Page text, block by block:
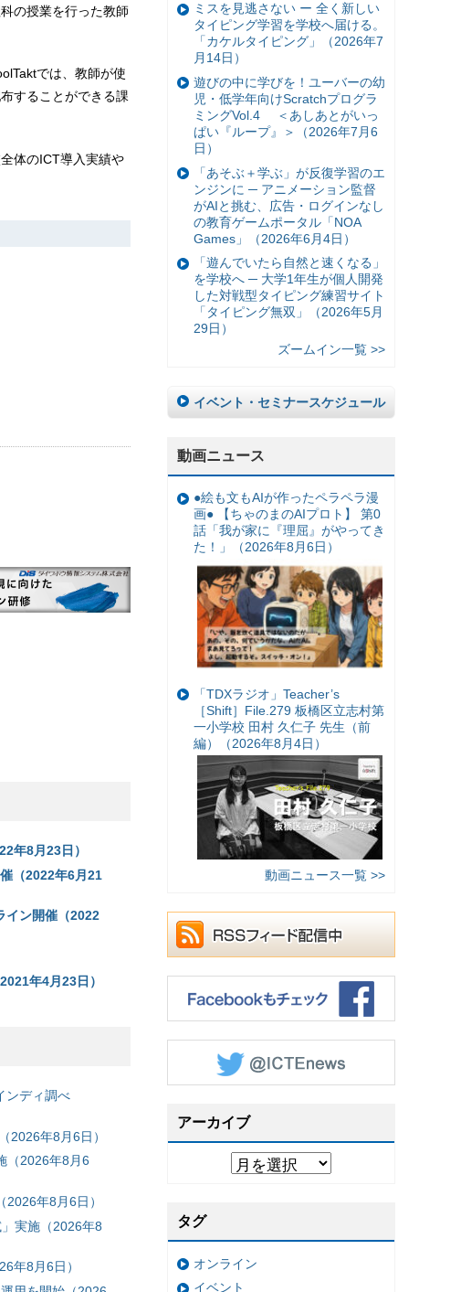
の授業を行った教師
では、教師が使
することができる課
体のICT導入実績や
年8月23日）
（2022年6月21
イン開催（2022
年4月23日）
ンディ調べ
2026年8月6日）
（2026年8月6
年8月6日）
実施（2026年8
年8月6日）
ミスを見逃さない ー 全く新しい
タイピング学習を学校へ届ける。
「カケルタイピング」（2026年7
月14日）
遊びの中に学びを！ユーバーの幼
児・低学年向けScratchプログラ
ミングVol.4 ＜あしあとがいっ
ぱい『ループ』＞（2026年7月6
日）
「あそぶ＋学ぶ」が反復学習のエ
ンジンに ─ アニメーション監督
がAIと挑む、広告・ログインなし
の教育ゲームポータル「NOA
Games」（2026年6月4日）
「遊んでいたら自然と速くなる」
を学校へ ─ 大学1年生が個人開発
した対戦型タイピング練習サイト
「タイピング無双」（2026年5月
29日）
ズームイン一覧 >>
イベント・セミナースケジュール
動画ニュース
●絵も文もAIが作ったペラペラ漫
画● 【ちゃのまのAIプロト】 第0
話「我が家に『理屈』がやってき
た！」（2026年8月6日）
「TDXラジオ」Teacher’s
［Shift］File.279 板橋区立志村第
一小学校 田村 久仁子 先生（前
編）（2026年8月4日）
動画ニュース一覧 >>
アーカイブ
タグ
オンライン
イベント